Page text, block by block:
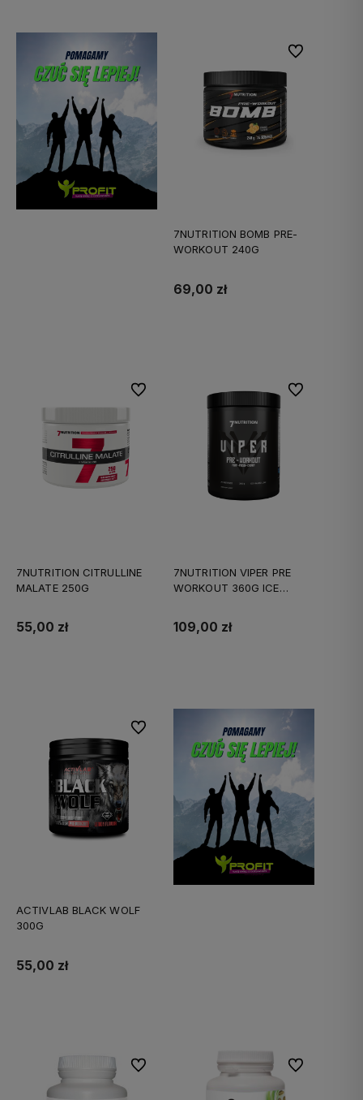
7NUTRITION BOMB PRE-
WORKOUT 240G
69,00 zł
Do ulubionych
7NUTRITION CITRULLINE
MALATE 250G
55,00 zł
Do ulubionych
7NUTRITION VIPER PRE
WORKOUT 360G ICE
109,00 zł
Do ulubionych
ACTIVLAB BLACK WOLF
300G
55,00 zł
Do ulubionych
Do ulubionych Do ulubionych